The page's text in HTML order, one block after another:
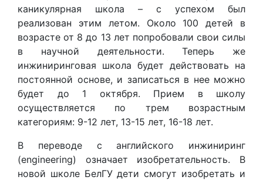
каникулярная школа – с успехом был
реализован этим летом. Около 100 детей в
возрасте от 8 до 13 лет попробовали свои силы
в научной деятельности. Теперь же
инжиниринговая школа будет действовать на
постоянной основе, и записаться в нее можно
будет до 1 октября. Прием в школу
осуществляется по трем возрастным
категориям: 9-12 лет, 13-15 лет, 16-18 лет.
В переводе с английского инжиниринг
(engineering) означает изобретательность. В
новой школе БелГУ дети смогут изобретать и